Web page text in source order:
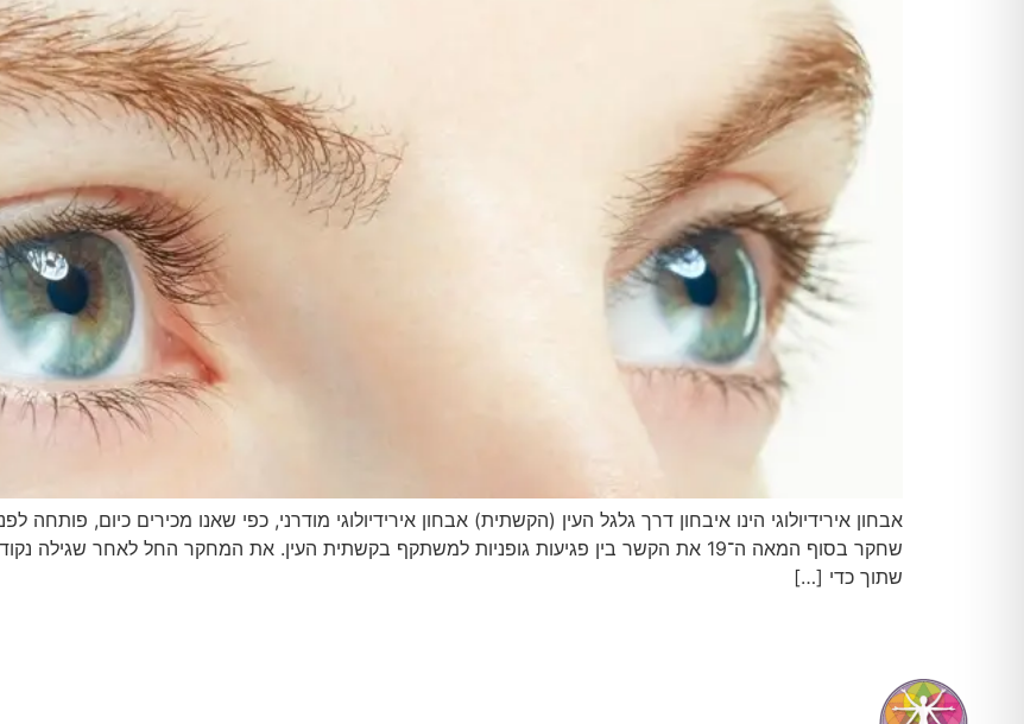
שחקר בסוף המאה ה־19 את הקשר בין פגיעות גופניות למשתקף בקשתית העין. את המחקר החל לאחר
שתוך כדי […]